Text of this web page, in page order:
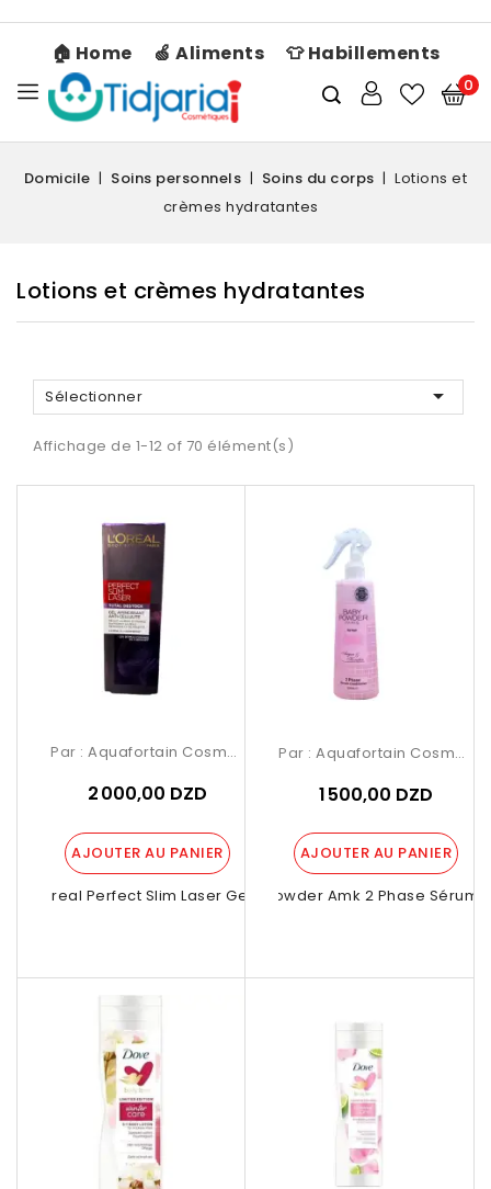
🏠 Home 🍏 Aliments 👕 Habillements
0
Domicile Soins personnels Soins du corps
Lotions et
crèmes hydratantes
Lotions et crèmes hydratantes
Sélectionner 
Affichage de 1-12 of 70 élément(s)
L'oreal Perfect Slim Laser Gel...
Par : Aquafortain Cosmetics
2 000,00 DZD
AJOUTER AU PANIER
Baby Powder Amk 2 Phase Sérum
Par : Aquafortain Cosmetics
1 500,00 DZD
AJOUTER AU PANIER